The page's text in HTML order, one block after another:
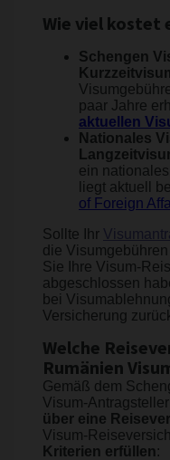
Wie viel kostet
Schengen
paar Jahre
aktuellen
Nationales
ein
liegt aktuell
of Foreign
Sollte Ihr
die
Sie Ihre Visum-
abgeschlossen
bei
Versicherung
Welche
Rumänien
Gemäß dem
Visum-
über eine
Visum-
Kriterien erfüllen: